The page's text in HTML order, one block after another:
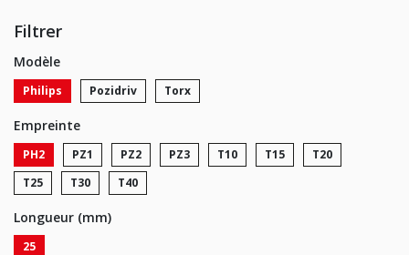
Filtrer
Modèle
Philips Pozidriv Torx
Empreinte
PH2 PZ1 PZ2 PZ3 T10 T15
T20
T25
T30 T40
Longueur (mm)
25